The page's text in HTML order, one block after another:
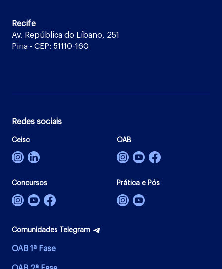
Recife
Av. República do Líbano, 251
Pina - CEP: 51110-160
Redes sociais
Ceisc OAB
Concursos Prática e Pós
Comunidades Telegram
OAB 1ª Fase